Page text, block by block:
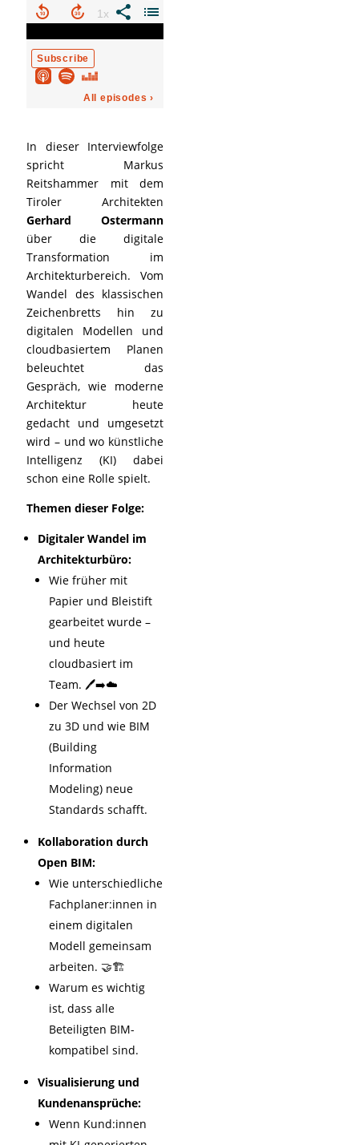
In dieser Interviewfolge
spricht Markus
Reitshammer mit dem
Tiroler Architekten
Gerhard Ostermann
über die digitale
Transformation im
Architekturbereich. Vom
Wandel des klassischen
Zeichenbretts hin zu
digitalen Modellen und
cloudbasiertem Planen
beleuchtet das
Gespräch, wie moderne
Architektur heute
gedacht und umgesetzt
wird – und wo künstliche
Intelligenz (KI) dabei
schon eine Rolle spielt.
Themen dieser Folge:
Digitaler Wandel im
Architekturbüro:
Wie früher mit
Papier und Bleistift
gearbeitet wurde –
und heute
cloudbasiert im
Team. 🖊️➡️☁️
Der Wechsel von 2D
zu 3D und wie BIM
(Building
Information
Modeling) neue
Standards schafft.
Kollaboration durch
Open BIM:
Wie unterschiedliche
Fachplaner:innen in
einem digitalen
Modell gemeinsam
arbeiten. 🤝🏗️
Warum es wichtig
ist, dass alle
Beteiligten BIM-
kompatibel sind.
Visualisierung und
Kundenansprüche:
Wenn Kund:innen